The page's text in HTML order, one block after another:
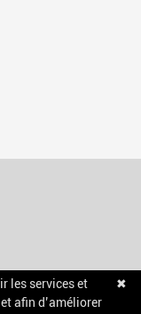
✖
les services et
afin d’améliorer